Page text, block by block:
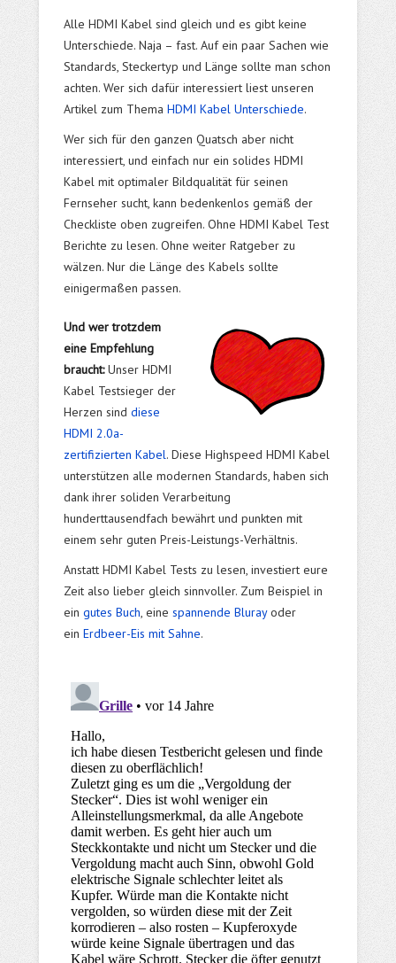
Alle HDMI Kabel sind gleich und es gibt keine
Unterschiede. Naja – fast. Auf ein paar Sachen wie
Standards, Steckertyp und Länge sollte man schon
achten. Wer sich dafür interessiert liest unseren
Artikel zum Thema HDMI Kabel Unterschiede.
Wer sich für den ganzen Quatsch aber nicht
interessiert, und einfach nur ein solides HDMI
Kabel mit optimaler Bildqualität für seinen
Fernseher sucht, kann bedenkenlos gemäß der
Checkliste oben zugreifen. Ohne HDMI Kabel Test
Berichte zu lesen. Ohne weiter Ratgeber zu
wälzen. Nur die Länge des Kabels sollte
einigermaßen passen.
Und wer trotzdem
eine Empfehlung
braucht:Unser HDMI
Kabel Testsieger der
Herzen sind diese
HDMI 2.0a-
zertifizierten Kabel. Diese Highspeed HDMI Kabel
unterstützen alle modernen Standards, haben sich
dank ihrer soliden Verarbeitung
hunderttausendfach bewährt und punkten mit
einem sehr guten Preis-Leistungs-Verhältnis.
Anstatt HDMI Kabel Tests zu lesen, investiert eure
Zeit also lieber gleich sinnvoller. Zum Beispiel in
ein gutes Buch, eine spannende Blurayoder
ein Erdbeer-Eis mit Sahne.